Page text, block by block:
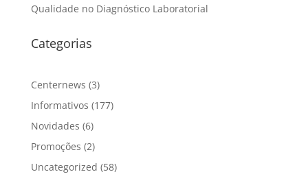
Qualidade no Diagnóstico Laboratorial
Categorias
Centernews (3)
Informativos (177)
Novidades (6)
Promoções (2)
Uncategorized (58)